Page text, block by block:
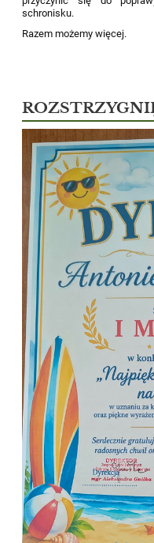
schronisku.
Razem możemy więcej.